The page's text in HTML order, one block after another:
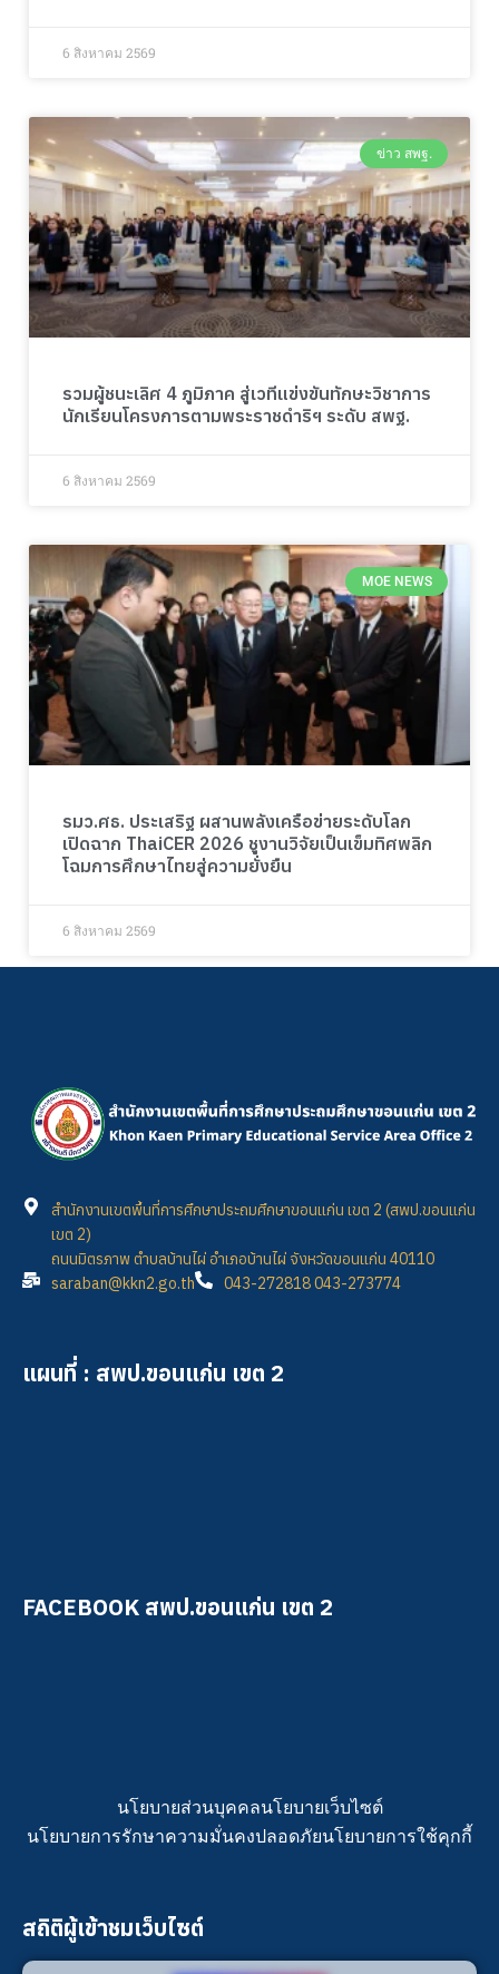
6 สิงหาคม 2569
ข่าว สพฐ.
รวมผู้ชนะเลิศ 4 ภูมิภาค สู่เวทีแข่งขันทักษะวิชาการ
นักเรียนโครงการตามพระราชดำริฯ ระดับ สพฐ.
6 สิงหาคม 2569
MOE NEWS
รมว.ศธ. ประเสริฐ ผสานพลังเครือข่ายระดับโลก
เปิดฉาก ThaiCER 2026 ชูงานวิจัยเป็นเข็มทิศพลิก
โฉมการศึกษาไทยสู่ความยั่งยืน
6 สิงหาคม 2569
สำนักงานเขตพื้นที่การศึกษาประถมศึกษาขอนแก่น เขต 2 (สพป.ขอนแก่น
เขต 2)
ถนนมิตรภาพ ตำบลบ้านไผ่ อำเภอบ้านไผ่ จังหวัดขอนแก่น 40110
saraban@kkn2.go.th
043-272818 043-273774
แผนที่ : สพป.ขอนแก่น เขต 2
FACEBOOK สพป.ขอนแก่น เขต 2
นโยบายส่วนบุคคลนโยบายเว็บไซต์
นโยบายการรักษาความมั่นคงปลอดภัยนโยบายการใช้คุกกี้
สถิติผู้เข้าชมเว็บไซต์